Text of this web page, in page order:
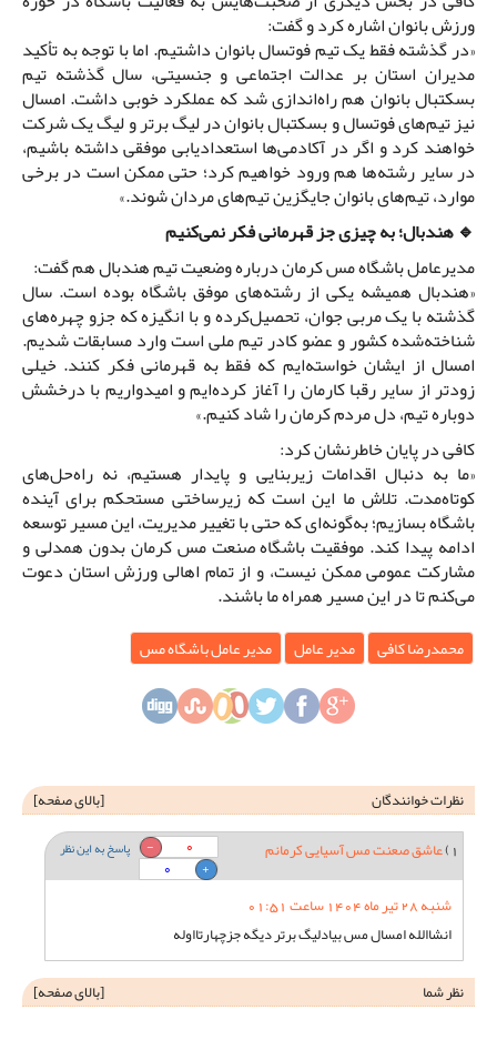
ورزش بانوان اشاره کرد و گفت:
«در گذشته فقط یک تیم فوتسال بانوان داشتیم. اما با توجه به تأکید
مدیران استان بر عدالت اجتماعی و جنسیتی، سال گذشته تیم
بسکتبال بانوان هم راه‌اندازی شد که عملکرد خوبی داشت. امسال
نیز تیم‌های فوتسال و بسکتبال بانوان در لیگ برتر و لیگ یک شرکت
خواهند کرد و اگر در آکادمی‌ها استعدادیابی موفقی داشته باشیم،
در سایر رشته‌ها هم ورود خواهیم کرد؛ حتی ممکن است در برخی
موارد، تیم‌های بانوان جایگزین تیم‌های مردان شوند.»
🔹 هندبال؛ به چیزی جز قهرمانی فکر نمی‌کنیم
مدیرعامل باشگاه مس کرمان درباره وضعیت تیم هندبال هم گفت:
«هندبال همیشه یکی از رشته‌های موفق باشگاه بوده است. سال
گذشته با یک مربی جوان، تحصیل‌کرده و با انگیزه که جزو چهره‌های
شناخته‌شده کشور و عضو کادر تیم ملی است وارد مسابقات شدیم.
امسال از ایشان خواسته‌ایم که فقط به قهرمانی فکر کنند. خیلی
زودتر از سایر رقبا کارمان را آغاز کرده‌ایم و امیدواریم با درخشش
دوباره تیم، دل مردم کرمان را شاد کنیم.»
کافی در پایان خاطرنشان کرد:
«ما به دنبال اقدامات زیربنایی و پایدار هستیم، نه راه‌حل‌های
کوتاه‌مدت. تلاش ما این است که زیرساختی مستحکم برای آینده
باشگاه بسازیم؛ به‌گونه‌ای که حتی با تغییر مدیریت، این مسیر توسعه
ادامه پیدا کند. موفقیت باشگاه صنعت مس کرمان بدون همدلی و
مشارکت عمومی ممکن نیست، و از تمام اهالی ورزش استان دعوت
می‌کنم تا در این مسیر همراه ما باشند.
محمدرضا کافی مدیر عامل مدیر عامل باشگاه مس
نظرات خوانندگان [بالای صفحه]
1) عاشق صعنت مس آسیایی کرمانم پاسخ به این نظر 0
0
شنبه 28 تیر ماه 1404 ساعت 01:51
انشاالله امسال مس بیادلیگ برتر دیگه جزچهارتااوله
نظر شما
[بالای صفحه]